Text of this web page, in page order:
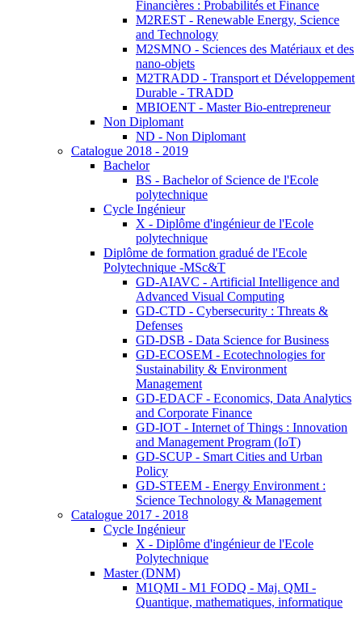
Financières : Probabilités et Finance
M2REST - Renewable Energy, Science
and Technology
M2SMNO - Sciences des Matériaux et des
nano-objets
M2TRADD - Transport et Développement
Durable - TRADD
MBIOENT - Master Bio-entrepreneur
Non Diplomant
ND - Non Diplomant
Catalogue 2018 - 2019
Bachelor
BS - Bachelor of Science de l'Ecole
polytechnique
Cycle Ingénieur
X - Diplôme d'ingénieur de l'Ecole
polytechnique
Diplôme de formation gradué de l'Ecole
Polytechnique -MSc&T
GD-AIAVC - Artificial Intelligence and
Advanced Visual Computing
GD-CTD - Cybersecurity : Threats &
Defenses
GD-DSB - Data Science for Business
GD-ECOSEM - Ecotechnologies for
Sustainability & Environment
Management
GD-EDACF - Economics, Data Analytics
and Corporate Finance
GD-IOT - Internet of Things : Innovation
and Management Program (IoT)
GD-SCUP - Smart Cities and Urban
Policy
GD-STEEM - Energy Environment :
Science Technology & Management
Catalogue 2017 - 2018
Cycle Ingénieur
X - Diplôme d'ingénieur de l'Ecole
Polytechnique
Master (DNM)
M1QMI - M1 FODQ - Maj. QMI -
Quantique, mathematiques, informatique